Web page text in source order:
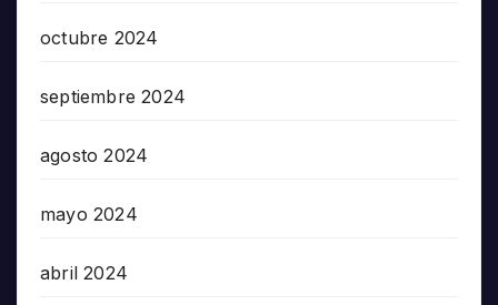
octubre 2024
septiembre 2024
agosto 2024
mayo 2024
abril 2024